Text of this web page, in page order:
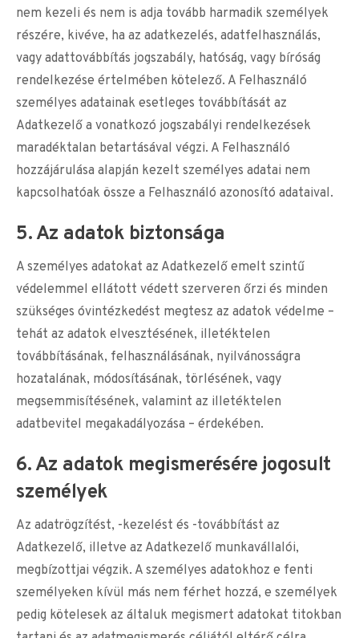
nem kezeli és nem is adja tovább harmadik személyek
részére, kivéve, ha az adatkezelés, adatfelhasználás,
vagy adattovábbítás jogszabály, hatóság, vagy bíróság
rendelkezése értelmében kötelező. A Felhasználó
személyes adatainak esetleges továbbítását az
Adatkezelő a vonatkozó jogszabályi rendelkezések
maradéktalan betartásával végzi. A Felhasználó
hozzájárulása alapján kezelt személyes adatai nem
kapcsolhatóak össze a Felhasználó azonosító adataival.
5. Az adatok biztonsága
A személyes adatokat az Adatkezelő emelt szintű
védelemmel ellátott védett szerveren őrzi és minden
szükséges óvintézkedést megtesz az adatok védelme –
tehát az adatok elvesztésének, illetéktelen
továbbításának, felhasználásának, nyilvánosságra
hozatalának, módosításának, törlésének, vagy
megsemmisítésének, valamint az illetéktelen
adatbevitel megakadályozása – érdekében.
6. Az adatok megismerésére jogosult
személyek
Az adatrögzítést, -kezelést és -továbbítást az
Adatkezelő, illetve az Adatkezelő munkavállalói,
megbízottjai végzik. A személyes adatokhoz e fenti
személyeken kívül más nem férhet hozzá, e személyek
pedig kötelesek az általuk megismert adatokat titokban